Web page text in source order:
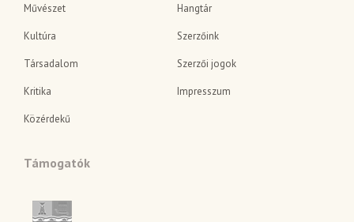
Művészet
Kultúra
Társadalom
Kritika
Közérdekű
Hangtár
Szerzőink
Szerzői jogok
Impresszum
Támogatók